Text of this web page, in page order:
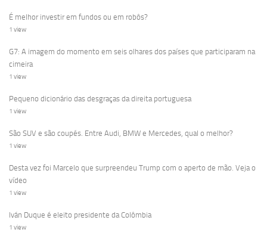
É melhor investir em fundos ou em robôs?
1 view
G7: A imagem do momento em seis olhares dos países que participaram na
cimeira
1 view
Pequeno dicionário das desgraças da direita portuguesa
1 view
São SUV e são coupés. Entre Audi, BMW e Mercedes, qual o melhor?
1 view
Desta vez foi Marcelo que surpreendeu Trump com o aperto de mão. Veja o
vídeo
1 view
Iván Duque é eleito presidente da Colômbia
1 view